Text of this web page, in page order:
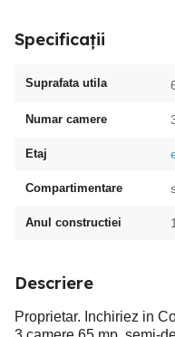
Specificații
Suprafata utila
Numar camere
Etaj
Compartimentare
Anul constructiei
Descriere
Proprietar. Inchiriez in